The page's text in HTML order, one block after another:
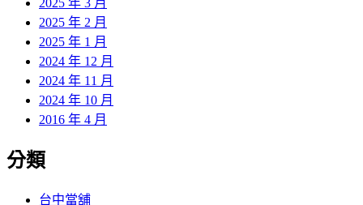
2025 年 3 月
2025 年 2 月
2025 年 1 月
2024 年 12 月
2024 年 11 月
2024 年 10 月
2016 年 4 月
分類
台中當舖